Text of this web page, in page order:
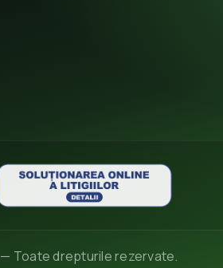
— Toate drepturile rezervate.